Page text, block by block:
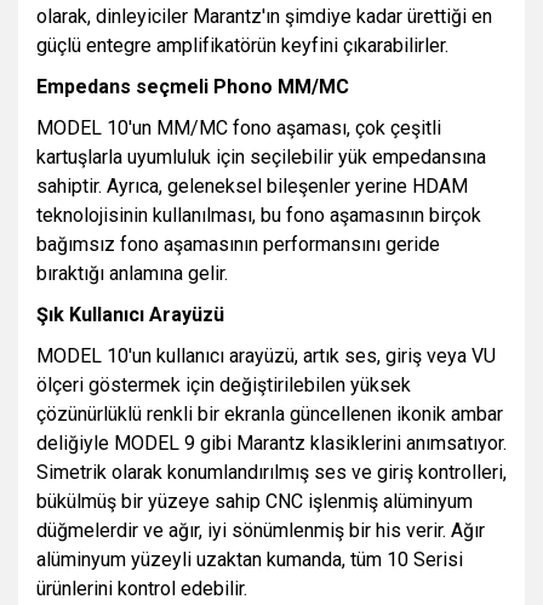
olarak, dinleyiciler Marantz'ın şimdiye kadar ürettiği en
güçlü entegre amplifikatörün keyfini çıkarabilirler.
Empedans seçmeli Phono MM/MC
MODEL 10'un MM/MC fono aşaması, çok çeşitli
kartuşlarla uyumluluk için seçilebilir yük empedansına
sahiptir. Ayrıca, geleneksel bileşenler yerine HDAM
teknolojisinin kullanılması, bu fono aşamasının birçok
bağımsız fono aşamasının performansını geride
bıraktığı anlamına gelir.
Şık Kullanıcı Arayüzü
MODEL 10'un kullanıcı arayüzü, artık ses, giriş veya VU
ölçeri göstermek için değiştirilebilen yüksek
çözünürlüklü renkli bir ekranla güncellenen ikonik ambar
deliğiyle MODEL 9 gibi Marantz klasiklerini anımsatıyor.
Simetrik olarak konumlandırılmış ses ve giriş kontrolleri,
bükülmüş bir yüzeye sahip CNC işlenmiş alüminyum
düğmelerdir ve ağır, iyi sönümlenmiş bir his verir. Ağır
alüminyum yüzeyli uzaktan kumanda, tüm 10 Serisi
ürünlerini kontrol edebilir.